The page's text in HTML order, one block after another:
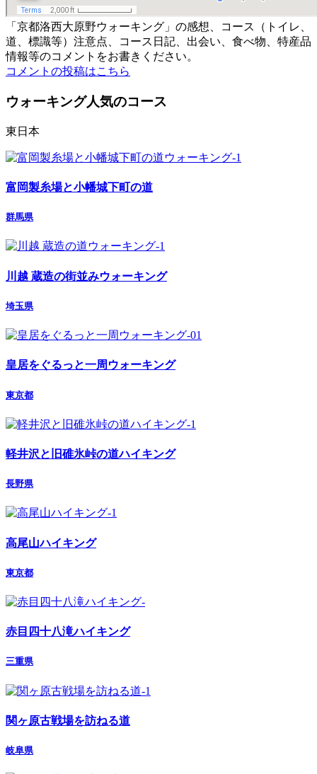
「京都洛西大原野ウォーキング」の感想、コース（トイレ、
道、標識等）注意点、コース日記、出会い、食べ物、特産品
情報等のコメントをお書きください。
コメントの投稿はこちら
ウォーキング人気のコース
東日本
富岡製糸場と小幡城下町の道
群馬県
川越 蔵造の街並みウォーキング
埼玉県
皇居をぐるっと一周ウォーキング
東京都
軽井沢と旧碓氷峠の道ハイキング
長野県
高尾山ハイキング
東京都
赤目四十八滝ハイキング
三重県
関ヶ原古戦場を訪ねる道
岐阜県